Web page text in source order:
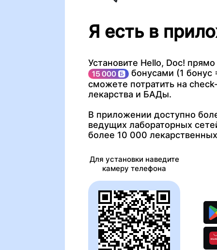
Я есть в
Установите Hello, Doc!
бонусами (1 бонус
сможете потратить на
лекарства и БАДы.
В приложении доступно
ведущих лабораторных
более 10 000
Для установки наведите
камеру телефона